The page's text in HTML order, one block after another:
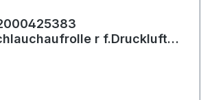
r f.Druckluft